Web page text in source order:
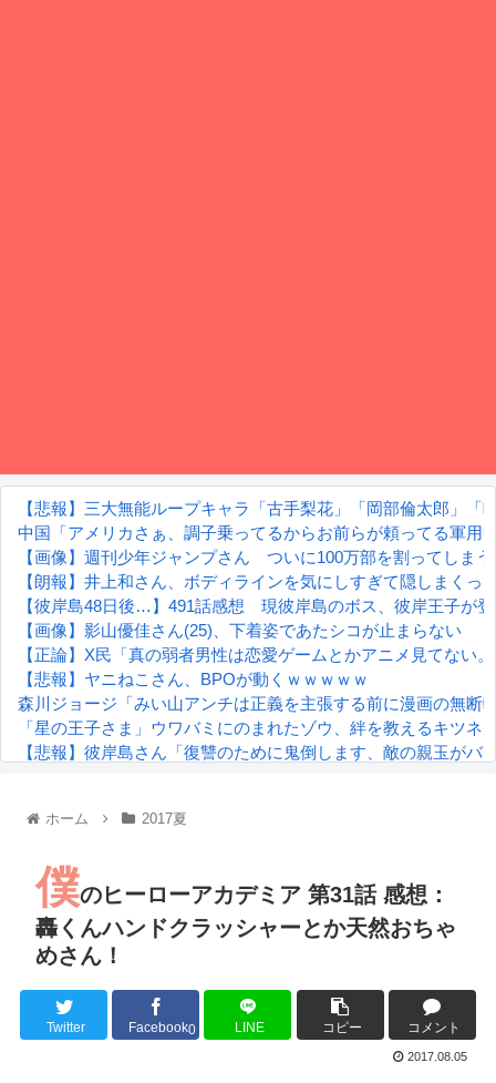
【悲報】三大無能ループキャラ「古手梨花」「岡部倫太郎」
中国「アメリカさぁ、調子乗ってるからお前らが頼ってる軍用
【画像】週刊少年ジャンプさん ついに100万部を割ってしま
【朗報】井上和さん、ボディラインを気にしすぎて隠しまくっ
【彼岸島48日後…】491話感想 現彼岸島のボス、彼岸王子が
【画像】影山優佳さん(25)、下着姿であたシコが止まらない
【正論】X民「真の弱者男性は恋愛ゲームとかアニメ見てな
【悲報】ヤニねこさん、BPOが動くｗｗｗｗｗ
森川ジョージ「みい山アンチは正義を主張する前に漫画の無
「星の王子さま」ウワバミにのまれたゾウ、絆を教えるキツ
【悲報】彼岸島さん「復讐のために鬼倒します、敵の親玉が
『進撃の巨人』で一番面白いところってｗｗｗｗｗ
るろうに剣心 -明治剣客浪漫譚- 京都動乱 第33話の感想
同盟、帝国、フェザーン。生まれるなら何処がいいか問題！
Powered by livedoor 相互RSS
ホーム 2017夏
僕のヒーローアカデミア 第31話 感想：
轟くんハンドクラッシャーとか天然おちゃ
めさん！
Twitter Facebook0 LINE コピー コメント
2017.08.05